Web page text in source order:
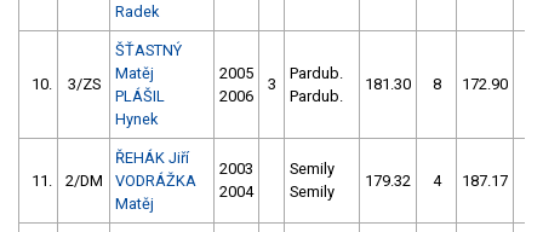
Radek
10. 3/ZS
ŠŤASTNÝ
Matěj
PLÁŠIL
Hynek
2005
2006
3
Pardub.
Pardub.
181.30 8 172.90
11. 2/DM
ŘEHÁK Jiří
VODRÁŽKA
Matěj
2003
2004
Semily
Semily
179.32 4 187.17